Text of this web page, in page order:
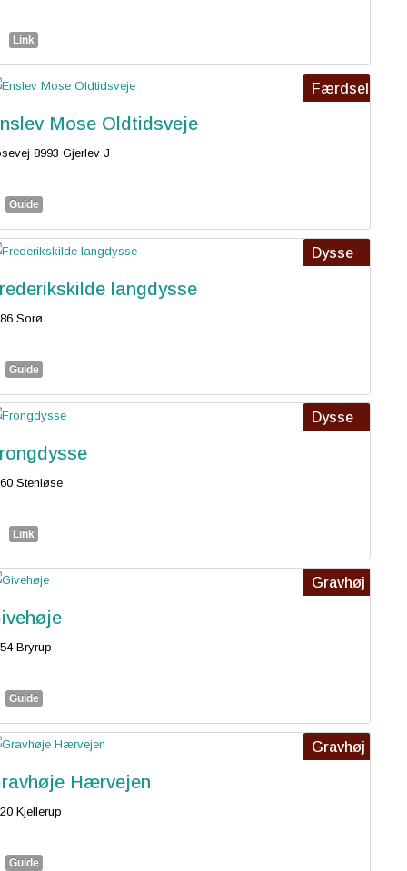
Link
Færdsel
Mose Oldtidsveje
8993 Gjerlev J
Guide
Dysse
langdysse
Sorø
Guide
Dysse
Stenløse
Link
Gravhøj
Bryrup
Guide
Gravhøj
Hærvejen
Kjellerup
Guide